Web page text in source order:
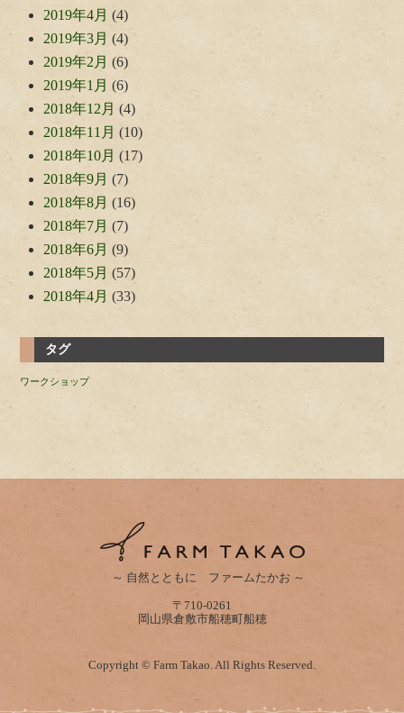
2019年4月 (4)
2019年3月 (4)
2019年2月 (6)
2019年1月 (6)
2018年12月 (4)
2018年11月 (10)
2018年10月 (17)
2018年9月 (7)
2018年8月 (16)
2018年7月 (7)
2018年6月 (9)
2018年5月 (57)
2018年4月 (33)
タグ
ワークショップ
～ 自然とともに ファームたかお ～
〒710-0261
岡山県倉敷市船穂町船穂
Copyright © Farm Takao. All Rights Reserved.